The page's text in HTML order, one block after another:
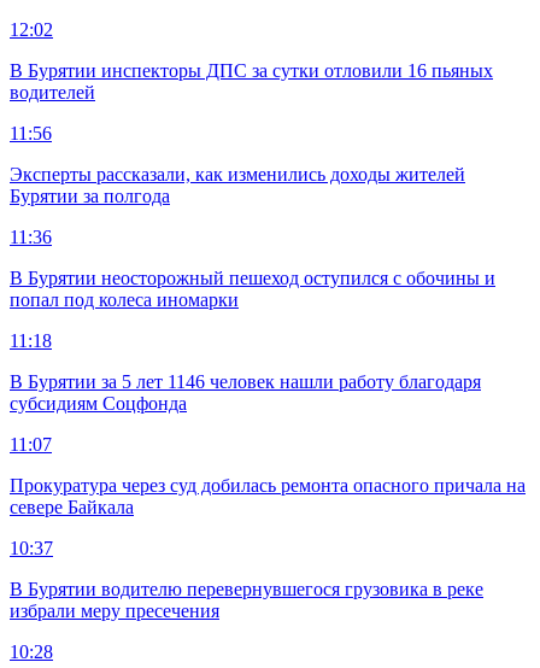
12:02
В Бурятии инспекторы ДПС за сутки отловили 16 пьяных
водителей
11:56
Эксперты рассказали, как изменились доходы жителей
Бурятии за полгода
11:36
В Бурятии неосторожный пешеход оступился с обочины и
попал под колеса иномарки
11:18
В Бурятии за 5 лет 1146 человек нашли работу благодаря
субсидиям Соцфонда
11:07
Прокуратура через суд добилась ремонта опасного причала на
севере Байкала
10:37
В Бурятии водителю перевернувшегося грузовика в реке
избрали меру пресечения
10:28